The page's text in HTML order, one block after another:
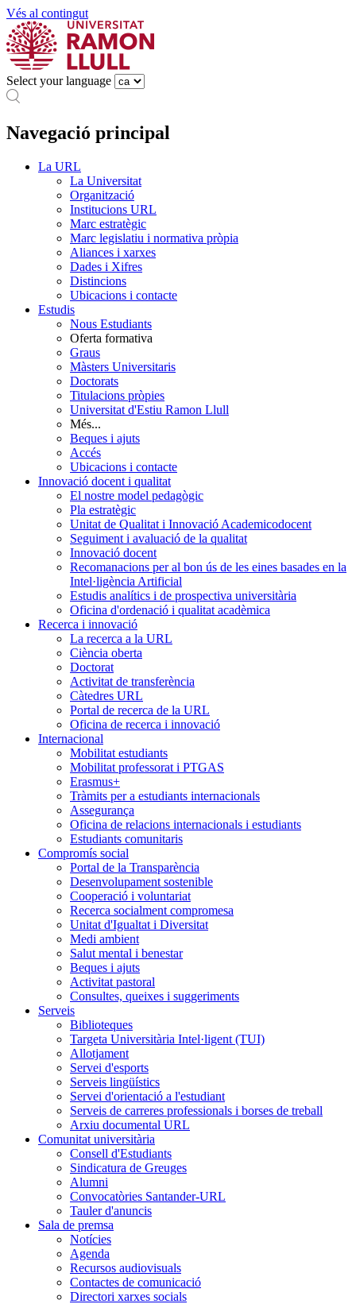
Vés al contingut
Select your language
Navegació principal
La URL
La Universitat
Organització
Institucions URL
Marc estratègic
Marc legislatiu i normativa pròpia
Aliances i xarxes
Dades i Xifres
Distincions
Ubicacions i contacte
Estudis
Nous Estudiants
Oferta formativa
Graus
Màsters Universitaris
Doctorats
Titulacions pròpies
Universitat d'Estiu Ramon Llull
Més...
Beques i ajuts
Accés
Ubicacions i contacte
Innovació docent i qualitat
El nostre model pedagògic
Pla estratègic
Unitat de Qualitat i Innovació Academicodocent
Seguiment i avaluació de la qualitat
Innovació docent
Recomanacions per al bon ús de les eines basades en la
Intel·ligència Artificial
Estudis analítics i de prospectiva universitària
Oficina d'ordenació i qualitat acadèmica
Recerca i innovació
La recerca a la URL
Ciència oberta
Doctorat
Activitat de transferència
Càtedres URL
Portal de recerca de la URL
Oficina de recerca i innovació
Internacional
Mobilitat estudiants
Mobilitat professorat i PTGAS
Erasmus+
Tràmits per a estudiants internacionals
Assegurança
Oficina de relacions internacionals i estudiants
Estudiants comunitaris
Compromís social
Portal de la Transparència
Desenvolupament sostenible
Cooperació i voluntariat
Recerca socialment compromesa
Unitat d'Igualtat i Diversitat
Medi ambient
Salut mental i benestar
Beques i ajuts
Activitat pastoral
Consultes, queixes i suggeriments
Serveis
Biblioteques
Targeta Universitària Intel·ligent (TUI)
Allotjament
Servei d'esports
Serveis lingüístics
Servei d'orientació a l'estudiant
Serveis de carreres professionals i borses de treball
Arxiu documental URL
Comunitat universitària
Consell d'Estudiants
Sindicatura de Greuges
Alumni
Convocatòries Santander-URL
Tauler d'anuncis
Sala de premsa
Notícies
Agenda
Recursos audiovisuals
Contactes de comunicació
Directori xarxes socials